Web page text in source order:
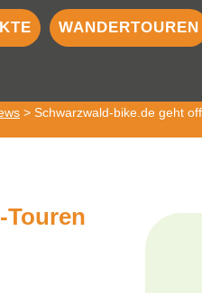
WANDERTOUREN
> Schwarzwald-bike.de geht
Touren